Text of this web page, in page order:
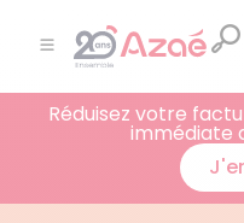
Réduisez votre
immédiate